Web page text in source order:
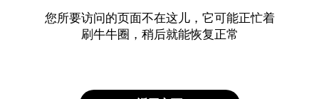
您所要访问的页面不在这儿，它可能正忙着
刷牛牛圈，稍后就能恢复正常